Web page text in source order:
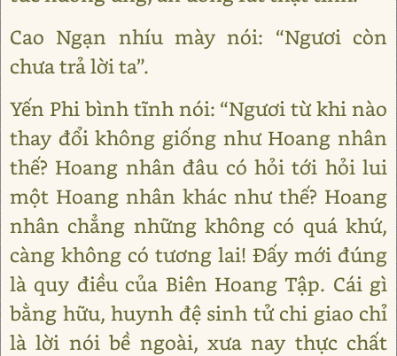
Cao Ngạn nhíu mày nói: “Ngươi còn
chưa trả lời ta”.
Yến Phi bình tĩnh nói: “Ngươi từ khi nào
thay đổi không giống như Hoang nhân
thế? Hoang nhân đâu có hỏi tới hỏi lui
một Hoang nhân khác như thế? Hoang
nhân chẳng những không có quá khứ,
càng không có tương lai! Đấy mới đúng
là quy điều của Biên Hoang Tập. Cái gì
bằng hữu, huynh đệ sinh tử chi giao chỉ
là lời nói bề ngoài, xưa nay thực chất